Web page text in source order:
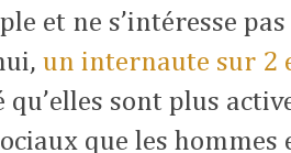
et ne s’intéresse
un internaute sur 2
sont plus
que les